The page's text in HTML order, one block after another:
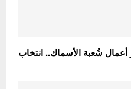
أعمال شُعبة الأسماك.. انتخاب